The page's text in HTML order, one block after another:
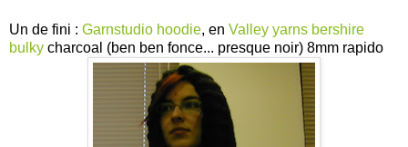
Un de fini : Garnstudio hoodie, en Valley yarns bershire
bulky charcoal (ben ben fonce... presque noir) 8mm rapido